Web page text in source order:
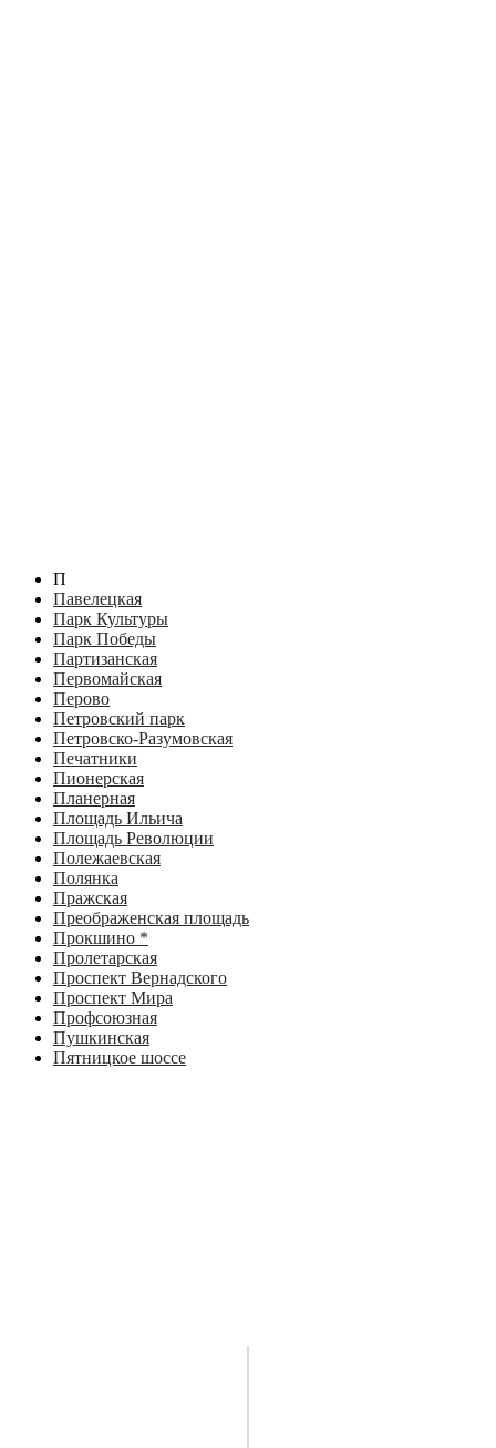
П
Павелецкая
Парк Культуры
Парк Победы
Партизанская
Первомайская
Перово
Петровский парк
Петровско-Разумовская
Печатники
Пионерская
Планерная
Площадь Ильича
Площадь Революции
Полежаевская
Полянка
Пражская
Преображенская площадь
Прокшино *
Пролетарская
Проспект Вернадского
Проспект Мира
Профсоюзная
Пушкинская
Пятницкое шоссе